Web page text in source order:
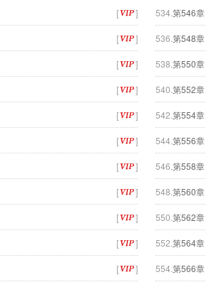
[ ] 534. 第546
[ ] 536. 第548
[ ] 538. 第550
[ ] 540. 第552
[ ] 542. 第554
[ ] 544. 第556
[ ] 546. 第558
[ ] 548. 第560
[ ] 550. 第562
[ ] 552. 第564
[ ] 554. 第566